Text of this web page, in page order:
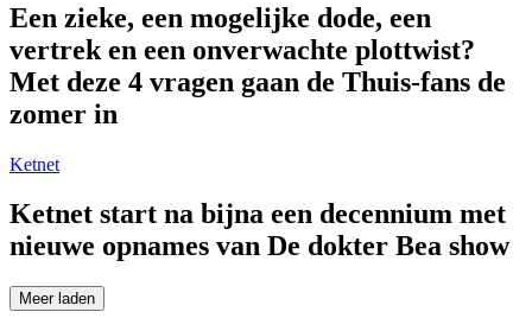
Een zieke, een mogelijke dode, een
vertrek en een onverwachte plottwist?
Met deze 4 vragen gaan de Thuis-fans de
zomer in
Ketnet
Ketnet start na bijna een decennium met
nieuwe opnames van De dokter Bea show
Meer laden